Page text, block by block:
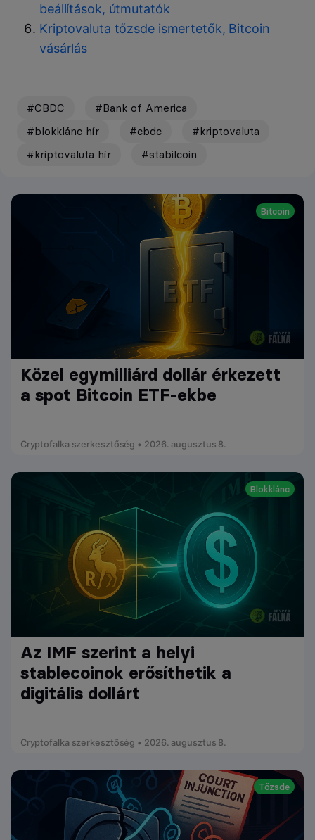
beállítások, útmutatók
Kriptovaluta tőzsde ismertetők, Bitcoin
vásárlás
#CBDC
#Bank of America
#blokklánc hír
#cbdc
#kriptovaluta
#kriptovaluta hír
#stabilcoin
Bitcoin
Közel egymilliárd dollár érkezett
a spot Bitcoin ETF-ekbe
Cryptofalka szerkesztőség • 2026. augusztus 8.
Blokklánc
Az IMF szerint a helyi
stablecoinok erősíthetik a
digitális dollárt
Cryptofalka szerkesztőség • 2026. augusztus 8.
Tőzsde